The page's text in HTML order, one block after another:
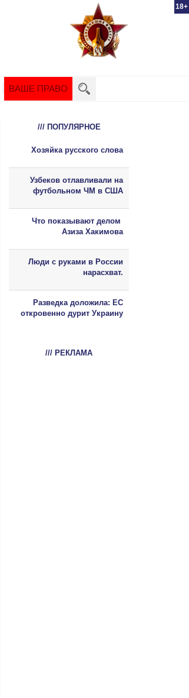
18+
ВАШЕ ПРАВО
/// ПОПУЛЯРНОЕ
Хозяйка русского слова
Узбеков отлавливали на
футбольном ЧМ в США
Что показывают делом
Азиза Хакимова
Люди с руками в России
нарасхват.
Разведка доложила: ЕС
откровенно дурит Украину
/// РЕКЛАМА